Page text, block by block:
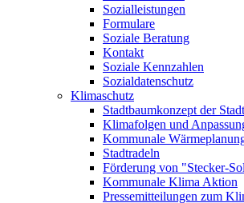
Sozialleistungen
Formulare
Soziale Beratung
Kontakt
Soziale Kennzahlen
Sozialdatenschutz
Klimaschutz
Stadtbaumkonzept der
Klimafolgen und
Kommunale
Stadtradeln
Förderung von "Stecker-
Kommunale Klima Aktion
Pressemitteilungen zum